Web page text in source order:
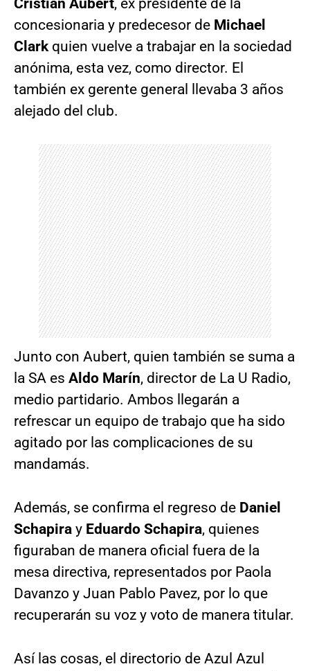
Cristián Aubert, ex presidente de la
concesionaria y predecesor de Michael
Clarkquien vuelve a trabajar en la sociedad
anónima, esta vez, como director. El
también ex gerente general llevaba 3 años
alejado del club.
Junto con Aubert, quien también se suma a
la SA es Aldo Marín, director de La U Radio,
medio partidario. Ambos llegarán a
refrescar un equipo de trabajo que ha sido
agitado por las complicaciones de su
mandamás.
Además, se confirma el regreso de Daniel
Schapira y Eduardo Schapira, quienes
figuraban de manera oficial fuera de la
mesa directiva, representados por Paola
Davanzo y Juan Pablo Pavez, por lo que
recuperarán su voz y voto de manera titular.
Así las cosas, el directorio de Azul Azul